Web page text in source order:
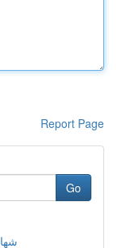
Report Page
Go